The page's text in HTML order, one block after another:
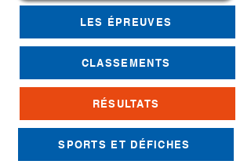
LES ÉPREUVES
CLASSEMENTS
RÉSULTATS
SPORTS ET DÉFICHES